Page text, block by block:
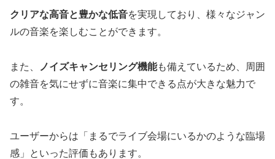
クリアな高音と豊かな低音を実現しており、様々なジャン
ルの音楽を楽しむことができます。
また、 ノイズキャンセリング機能も備えているため、周囲
の雑音を気にせずに音楽に集中できる点が大きな魅力で
す。
ユーザーからは「まるでライブ会場にいるかのような臨場
感」といった評価もあります。